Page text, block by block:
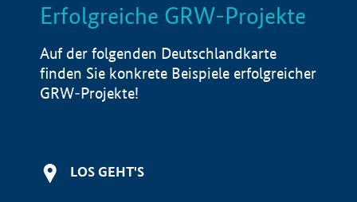
LISTE Info
Erfolgreiche GRW-Projekte
Auf der folgenden Deutschlandkarte
finden Sie konkrete Beispiele erfolgreicher
GRW-Projekte!
LOS GEHT'S